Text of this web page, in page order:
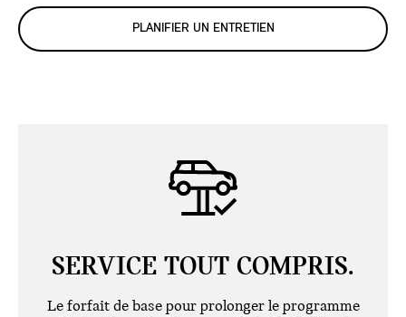
PLANIFIER UN ENTRETIEN
SERVICE TOUT COMPRIS.
Le forfait de base pour prolonger le programme